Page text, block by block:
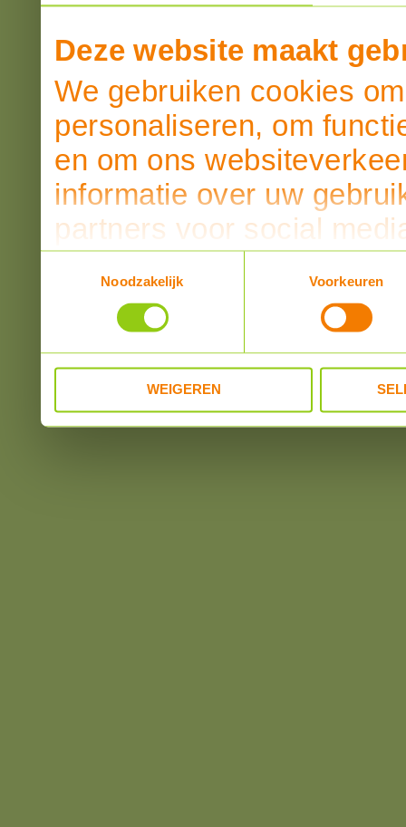
Deze website maakt
We gebruiken cookies
personaliseren, om
en om ons
informatie over uw
partners voor social
informatie die u aan ze
verzameld op basis van
Noodzakelijk
Voorkeuren
WEIGEREN